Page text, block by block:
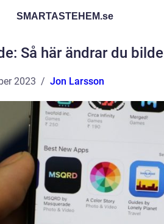
SMARTASTEHEM.se
Så här ändrar du
2023 Jon Larsson